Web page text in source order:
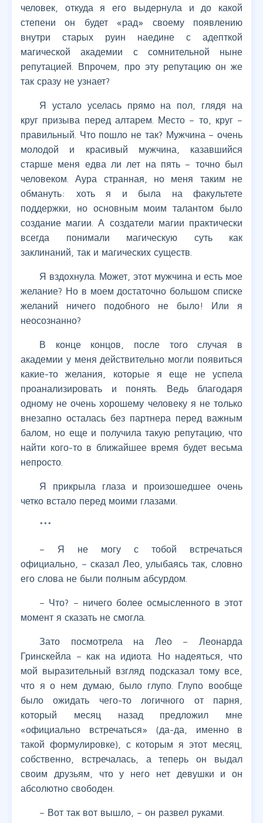
человек, откуда я его выдернула и до какой
степени он будет «рад» своему появлению
внутри старых руин наедине с адепткой
магической академии с сомнительной ныне
репутацией. Впрочем, про эту репутацию он же
так сразу не узнает?
Я устало уселась прямо на пол, глядя на
круг призыва перед алтарем. Место – то, круг –
правильный. Что пошло не так? Мужчина – очень
молодой и красивый мужчина, казавшийся
старше меня едва ли лет на пять – точно был
человеком. Аура странная, но меня таким не
обмануть: хоть я и была на факультете
поддержки, но основным моим талантом было
создание магии. А создатели магии практически
всегда понимали магическую суть как
заклинаний, так и магических существ.
Я вздохнула. Может, этот мужчина и есть мое
желание? Но в моем достаточно большом списке
желаний ничего подобного не было! Или я
неосознанно?
В конце концов, после того случая в
академии у меня действительно могли появиться
какие-то желания, которые я еще не успела
проанализировать и понять. Ведь благодаря
одному не очень хорошему человеку я не только
внезапно осталась без партнера перед важным
балом, но еще и получила такую репутацию, что
найти кого-то в ближайшее время будет весьма
непросто.
Я прикрыла глаза и произошедшее очень
четко встало перед моими глазами.
***
– Я не могу с тобой встречаться
официально, – сказал Лео, улыбаясь так, словно
его слова не были полным абсурдом.
– Что? – ничего более осмысленного в этот
момент я сказать не смогла.
Зато посмотрела на Лео – Леонарда
Гринскейла – как на идиота. Но надеяться, что
мой выразительный взгляд подсказал тому все,
что я о нем думаю, было глупо. Глупо вообще
было ожидать чего-то логичного от парня,
который месяц назад предложил мне
«официально встречаться» (да-да, именно в
такой формулировке), с которым я этот месяц,
собственно, встречалась, а теперь он выдал
своим друзьям, что у него нет девушки и он
абсолютно свободен.
– Вот так вот вышло, – он развел руками.